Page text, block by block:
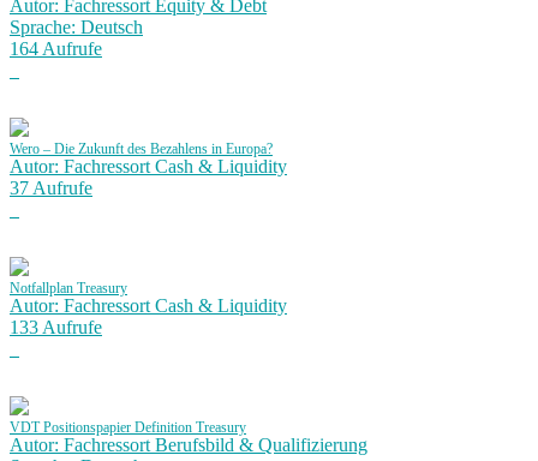
Autor: Fachressort Equity & Debt
Sprache: Deutsch
164 Aufrufe
Wero – Die Zukunft des Bezahlens in Europa?
Autor: Fachressort Cash & Liquidity
37 Aufrufe
Notfallplan Treasury
Autor: Fachressort Cash & Liquidity
133 Aufrufe
VDT Positionspapier Definition Treasury
Autor: Fachressort Berufsbild & Qualifizierung